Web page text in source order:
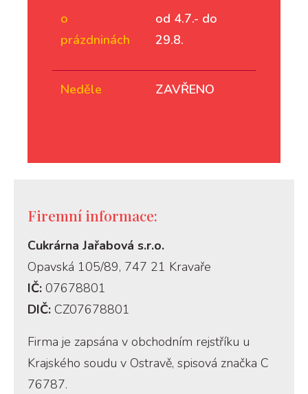
o
prázdninách
od 4.7.- do
29.8.
Neděle ZAVŘENO
Firemní informace:
Cukrárna Jařabová s.r.o.
Opavská 105/89, 747 21 Kravaře
IČ: 07678801
DIČ: CZ07678801
Firma je zapsána v obchodním rejstříku u
Krajského soudu v Ostravě, spisová značka C
76787.